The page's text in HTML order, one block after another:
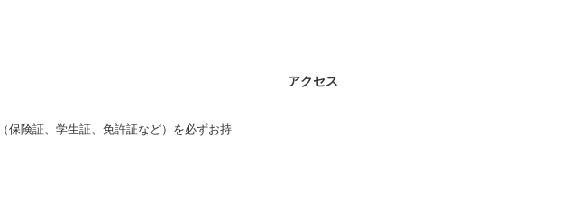
保険証、学生証、免許証など）を必ずお持
アクセス